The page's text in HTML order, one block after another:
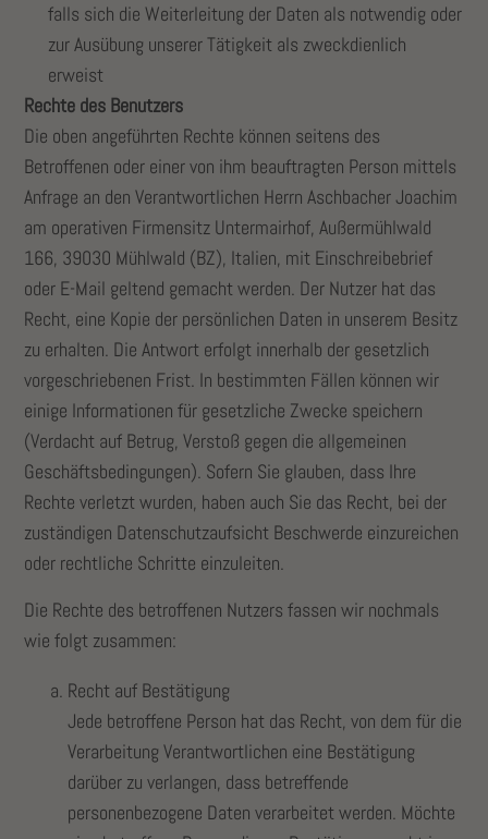
falls sich die Weiterleitung der Daten als notwendig oder
zur Ausübung unserer Tätigkeit als zweckdienlich
erweist
Rechte des Benutzers
Die oben angeführten Rechte können seitens des
Betroffenen oder einer von ihm beauftragten Person mittels
Anfrage an den Verantwortlichen Herrn Aschbacher Joachim
am operativen Firmensitz Untermairhof, Außermühlwald
166, 39030 Mühlwald (BZ), Italien, mit Einschreibebrief
oder E-Mail geltend gemacht werden. Der Nutzer hat das
Recht, eine Kopie der persönlichen Daten in unserem Besitz
zu erhalten. Die Antwort erfolgt innerhalb der gesetzlich
vorgeschriebenen Frist. In bestimmten Fällen können wir
einige Informationen für gesetzliche Zwecke speichern
(Verdacht auf Betrug, Verstoß gegen die allgemeinen
Geschäftsbedingungen). Sofern Sie glauben, dass Ihre
Rechte verletzt wurden, haben auch Sie das Recht, bei der
zuständigen Datenschutzaufsicht Beschwerde einzureichen
oder rechtliche Schritte einzuleiten.
Die Rechte des betroffenen Nutzers fassen wir nochmals
wie folgt zusammen:
Recht auf Bestätigung
Jede betroffene Person hat das Recht, von dem für die
Verarbeitung Verantwortlichen eine Bestätigung
darüber zu verlangen, dass betreffende
personenbezogene Daten verarbeitet werden. Möchte